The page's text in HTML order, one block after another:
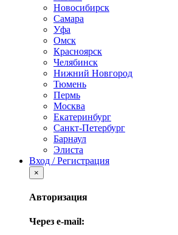
Новосибирск
Самара
Уфа
Омск
Красноярск
Челябинск
Нижний Новгород
Тюмень
Пермь
Москва
Екатеринбург
Санкт-Петербург
Барнаул
Элиста
Вход / Регистрация
×
Авторизация
Через e-mail: